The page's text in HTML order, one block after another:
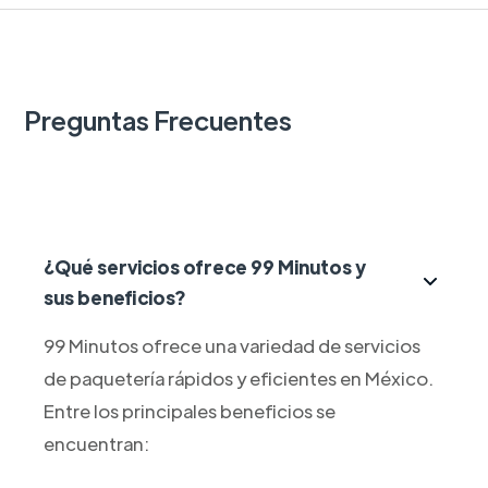
Preguntas Frecuentes
¿Qué servicios ofrece 99 Minutos y
sus beneficios?
99 Minutos ofrece una variedad de servicios
de paquetería rápidos y eficientes en México.
Entre los principales beneficios se
encuentran: